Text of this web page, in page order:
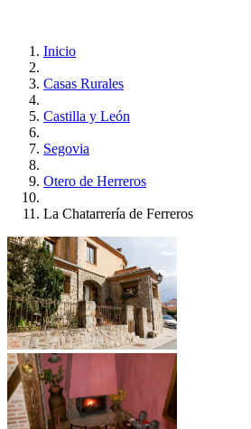
Inicio
Casas Rurales
Castilla y León
Segovia
Otero de Herreros
La Chatarrería de Ferreros